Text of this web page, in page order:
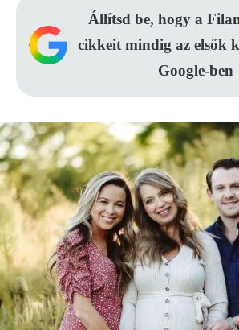
Állítsd be, hogy a
cikkeit mindig az elsők
Google-ben